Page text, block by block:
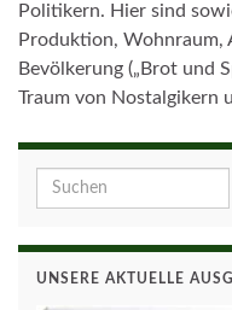
Politikern. Hier sind
Produktion,
Bevölkerung („Brot und
Traum von Nostalgikern
Search for:
UNSERE AKTUELLE